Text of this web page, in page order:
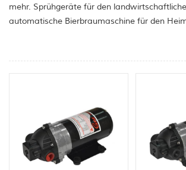
mehr. Sprühgeräte für den
automatische Bierbraumaschine für den